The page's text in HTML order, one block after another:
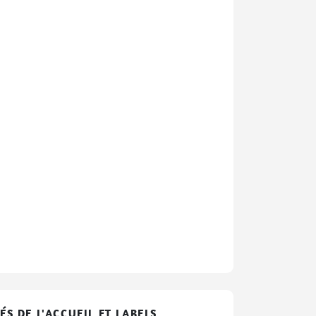
DE L'ACCUEIL ET LABELS